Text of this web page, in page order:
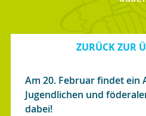
ZURÜCK ZUR
Am 20. Februar findet ein
Jugendlichen und
dabei!